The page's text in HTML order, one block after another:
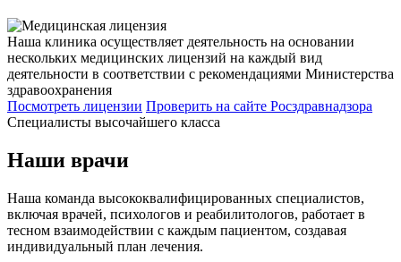
Наша клиника осуществляет деятельность на основании
нескольких медицинских лицензий на каждый вид
деятельности в соответствии с рекомендациями Министерства
здравоохранения
Посмотреть лицензии Проверить на сайте Росздравнадзора
Специалисты высочайшего класса
Наши врачи
Наша команда высококвалифицированных специалистов,
включая врачей, психологов и реабилитологов, работает в
тесном взаимодействии с каждым пациентом, создавая
индивидуальный план лечения.